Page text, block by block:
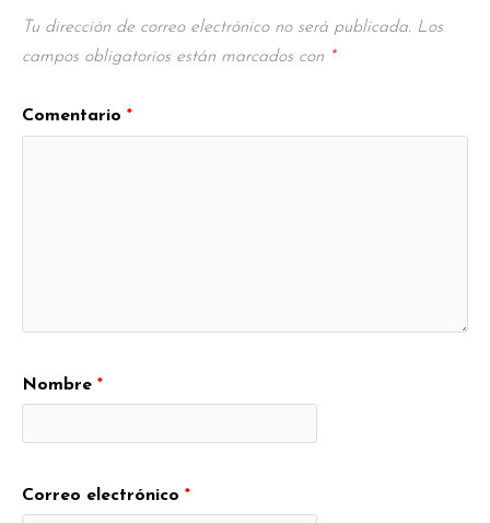
Tu dirección de correo electrónico no será publicada. Los
campos obligatorios están marcados con *
Comentario *
Nombre *
Correo electrónico *